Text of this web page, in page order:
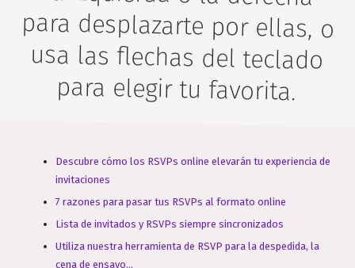
para elegir tu favorita.
Descubre cómo los RSVPs online elevarán tu experiencia de
invitaciones
7 razones para pasar tus RSVPs al formato online
Lista de invitados y RSVPs siempre sincronizados
Utiliza nuestra herramienta de RSVP para la despedida, la
cena de ensayo...